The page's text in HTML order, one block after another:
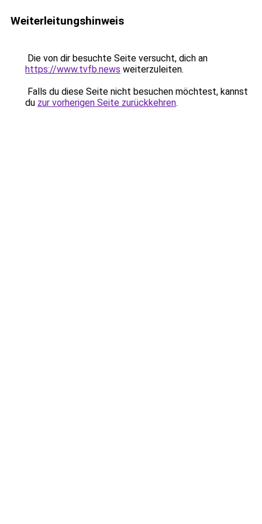
Weiterleitungshinweis
Die von dir besuchte Seite versucht, dich an
https://www.tvfb.news weiterzuleiten.
Falls du diese Seite nicht besuchen möchtest, kannst
du zur vorherigen Seite zurückkehren.